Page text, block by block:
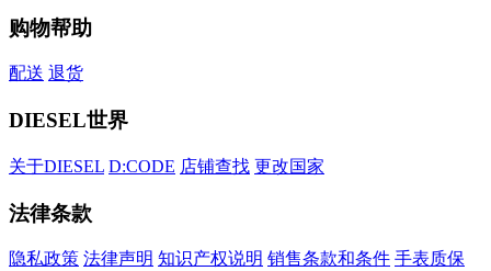
购物帮助
配送 退货
DIESEL世界
关于DIESEL D:CODE 店铺查找 更改国家
法律条款
隐私政策 法律声明 知识产权说明 销售条款和条件 手表质保